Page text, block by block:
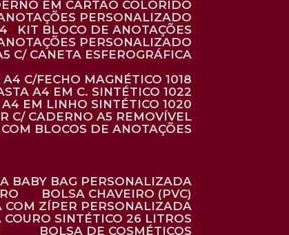
EM CARTÃO COLORIDO
PERSONALIZADO
KIT BLOCO DE ANOTAÇÕES
PERSONALIZADO
C/ CANETA ESFEROGRÁFICA
A4 C/FECHO MAGNÉTICO 1018
A4 EM C. SINTÉTICO 1022
A4 EM LINHO SINTÉTICO 1020
C/ CADERNO A5 REMOVÍVEL
BLOCOS DE ANOTAÇÕES
BABY BAG PERSONALIZADA
BOLSA CHAVEIRO (PVC)
COM ZÍPER PERSONALIZADA
COURO SINTÉTICO 26 LITROS
BOLSA DE COSMÉTICOS